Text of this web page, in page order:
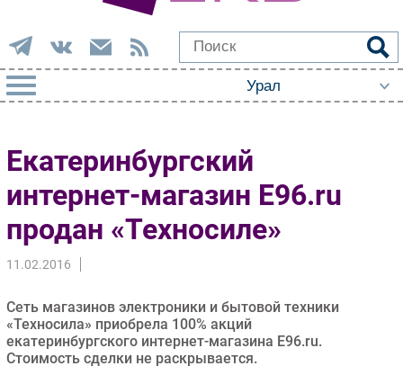
Импорто­замещение
Автоматизация Промышленности
Интернет
Мобильная связь
Фиксированная связь
Рынок ПК
Маркетинг
Екатеринбургский
интернет-магазин E96.ru
продан «Техносиле»
11.02.2016
Сеть магазинов электроники и бытовой техники
«Техносила» приобрела 100% акций
екатеринбургского интернет-магазина E96.ru.
Стоимость сделки не раскрывается.